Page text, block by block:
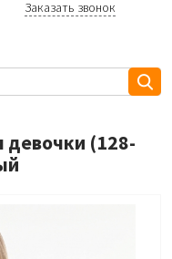
Заказать звонок
девочки (128-